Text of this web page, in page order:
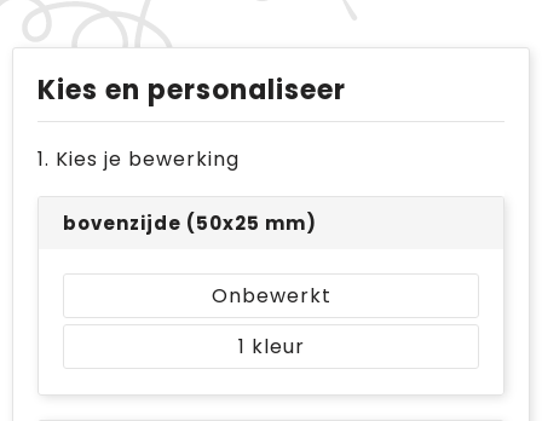
Kies en personaliseer
1. Kies je bewerking
bovenzijde (50x25 mm)
Onbewerkt
1